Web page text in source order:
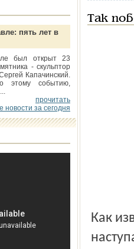
пять лет в
был открыт 23
- скульптор
Капачинский.
этому событию,
прочитать
новости за сегодня
Так
Как